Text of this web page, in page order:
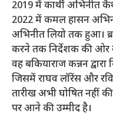
2019 में कार्थी अभिनीत
2022 में कमल हासन
अभिनीत लियो तक हुआ।
करने तक निर्देशक की ओर
वह बकियाराज कन्नन
जिसमें राघव लॉरेंस और
तारीख अभी घोषित नहीं
पर आने की उम्मीद है।